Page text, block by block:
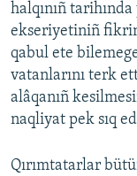
halqınıñ
ekseriyetiniñ
qabul ete
vatanlarını terk
alâqanıñ
naqliyat pek sıq
Qırımtatarlar